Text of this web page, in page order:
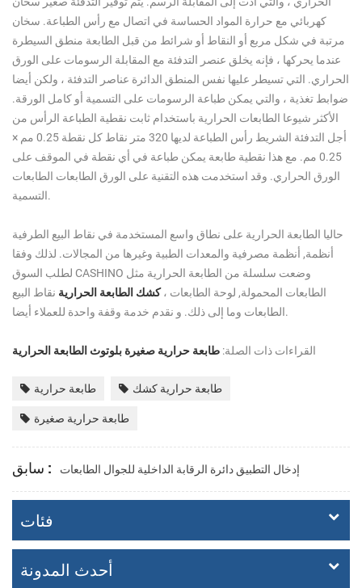
كهربائي مع حرارة المواد الحساسة في اتصال مع رأس الطباعة. سخان
مرتبة في شكل مربع أو النقاط أو شرائط من قبل الطابعة منطق السيطرة
عندما يحركها ، فإنه يخلق عنصر التدفئة مع المقابلة الرسومات على الورق
الحراري. التي تسيطر عليها نفس المنطق الدائرة عناصر التدفئة ، ولكن أيضا
ضوابط تغذية ، والتي يمكن طباعة الرسومات على التسمية أو كامل الورقة.
الأكثر شيوعا الطابعات الحرارية باستخدام ثابت نقطية الطباعة الرأس من
أجل التدفئة الشريط رأس الطباعة لديها 320 متر نقاط كل نقطة 0.25 مم ×
0.25 مم. مع هذا نقطية طابعة يمكن طباعة في أي نقطة في الموقف على
الورق الحراري. وقد استخدمت هذه التقنية على الورق الطابعات الطابعات
التسمية.
حاليا الطابعة الحرارية على نطاق واسع المستخدمة في نقاط البيع الطرفية
أنظمة, أنظمة مصرفية والمعدات الطبية وغيرها من المجالات. لذلك وفقا
لطلب السوق CASHINO وضعت سلسلة من الطابعة الحرارية مثل
الطابعات المحمولة, لوحة الطابعات ،كشك الطابعة الحرارية نقاط البيع
الطابعات وما إلى ذلك. و نقدم خدمة وقفة واحدة للعملاء أيضا.
القراءات ذات الصلة: طابعة حرارية صغيرة بلوتوث الطابعة الحرارية
طابعة حرارية طابعة حرارية كشك
طابعة حرارية صغيرة
سابق : إدخال التطبيق دائرة الرقابة الداخلية للجوال الطابعات
فئات
أحدث المدونة